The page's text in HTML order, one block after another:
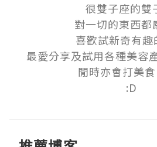
很雙子座的雙
對一切的東西都
喜歡試新奇有趣
最愛分享及試用各種美容
閒時亦會打美
:D